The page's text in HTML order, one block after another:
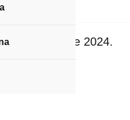
Duty: Warzone 2024.